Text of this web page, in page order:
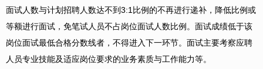
面试人数与计划招聘人数达不到3:1比例的不再进行递补，降低比例或
等额进行面试，免笔试人员不占岗位面试人数比例。面试成绩低于该
岗位面试最低合格分数线者，不得进入下一环节。面试主要考察应聘
人员专业技能及适应岗位要求的业务素质与工作能力等。